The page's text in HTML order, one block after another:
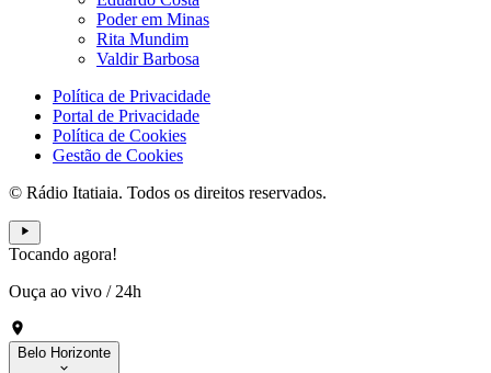
Poder em Minas
Rita Mundim
Valdir Barbosa
Política de Privacidade
Portal de Privacidade
Política de Cookies
Gestão de Cookies
© Rádio Itatiaia. Todos os direitos reservados.
Tocando agora!
Ouça ao vivo / 24h
Belo Horizonte